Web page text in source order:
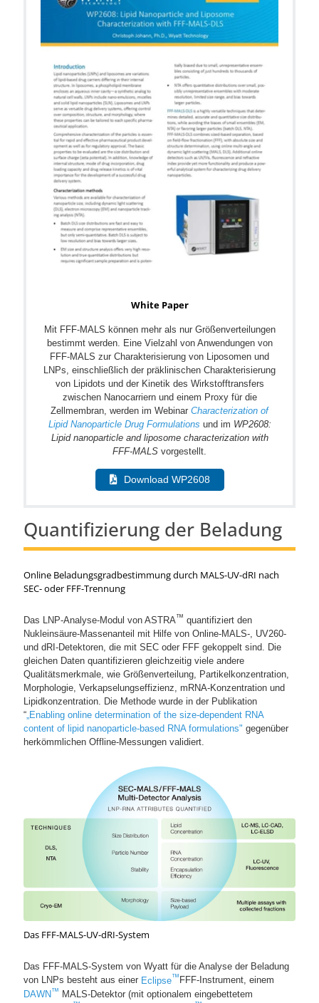
White Paper
Mit FFF-MALS können mehr als nur Größenverteilungen
bestimmt werden. Eine Vielzahl von Anwendungen von
FFF-MALS zur Charakterisierung von Liposomen und
LNPs, einschließlich der präklinischen Charakterisierung
von Lipidots und der Kinetik des Wirkstofftransfers
zwischen Nanocarriern und einem Proxy für die
Zellmembran, werden im Webinar Characterization of
Lipid Nanoparticle Drug Formulations und im WP2608:
Lipid nanoparticle and liposome characterization with
FFF-MALS vorgestellt.
Download WP2608
Quantifizierung der Beladung
Online Beladungsgradbestimmung durch MALS-UV-dRI nach
SEC- oder FFF-Trennung
Das LNP-Analyse-Modul von ASTRA™ quantifiziert den
Nukleinsäure-Massenanteil mit Hilfe von Online-MALS-, UV260-
und dRI-Detektoren, die mit SEC oder FFF gekoppelt sind. Die
gleichen Daten quantifizieren gleichzeitig viele andere
Qualitätsmerkmale, wie Größenverteilung, Partikelkonzentration,
Morphologie, Verkapselungseffizienz, mRNA-Konzentration und
Lipidkonzentration. Die Methode wurde in der Publikation
“„Enabling online determination of the size-dependent RNA
content of lipid nanoparticle-based RNA formulations" gegenüber
herkömmlichen Offline-Messungen validiert.
Das FFF-MALS-UV-dRI-System
Das FFF-MALS-System von Wyatt für die Analyse der Beladung
von LNPs besteht aus einer Eclipse™ FFF-Instrument, einem
DAWN™ MALS-Detektor (mit optionalem eingebettetem